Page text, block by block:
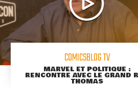
COMICSBLOG TV
MARVEL ET POLITIQUE :
RENCONTRE AVEC LE GRAND
THOMAS